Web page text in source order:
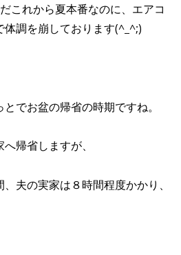
これから夏本番なのに、エアコ
調を崩しております(^_^;)
でお盆の帰省の時期ですね。
帰省しますが、
夫の実家は８時間程度かかり、